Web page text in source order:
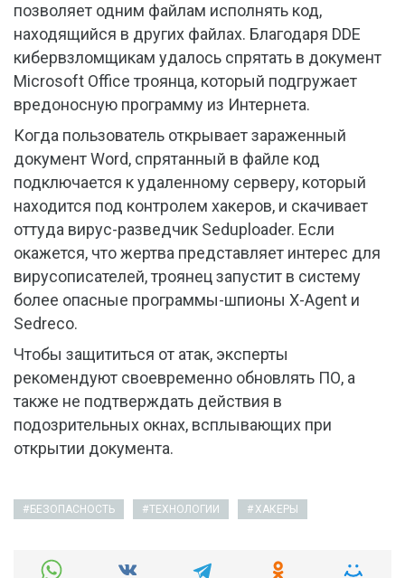
позволяет одним файлам исполнять код,
находящийся в других файлах. Благодаря DDE
кибервзломщикам удалось спрятать в документ
Microsoft Office троянца, который подгружает
вредоносную программу из Интернета.
Когда пользователь открывает зараженный
документ Word, спрятанный в файле код
подключается к удаленному серверу, который
находится под контролем хакеров, и скачивает
оттуда вирус-разведчик Seduploader. Если
окажется, что жертва представляет интерес для
вирусописателей, троянец запустит в систему
более опасные программы-шпионы X-Agent и
Sedreco.
Чтобы защититься от атак, эксперты
рекомендуют своевременно обновлять ПО, а
также не подтверждать действия в
подозрительных окнах, всплывающих при
открытии документа.
БЕЗОПАСНОСТЬ ТЕХНОЛОГИИ ХАКЕРЫ